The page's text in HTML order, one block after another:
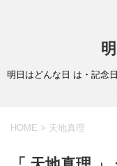
明日はどんな日 は・記念
HOME > 天地真理